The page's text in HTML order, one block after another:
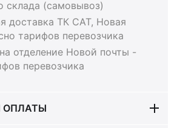
склада (самовывоз)
доставка ТК САТ, Новая
тарифов перевозчика
отделение Новой почты -
перевозчика
ОПЛАТЫ